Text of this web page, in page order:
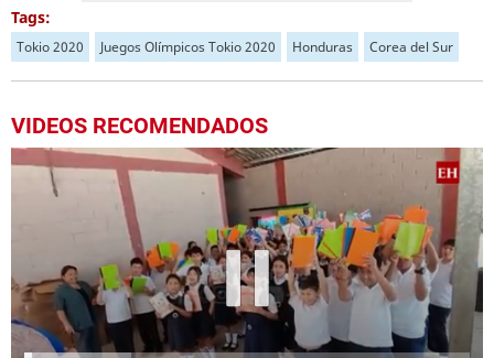
Tags:
Tokio 2020 Juegos Olímpicos Tokio 2020 Honduras Corea del Sur
VIDEOS RECOMENDADOS